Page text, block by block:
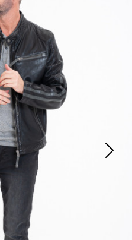
Aktovky, tašky a batohy
Peněženky
Pásky
Manikúry
Šály
Kara klub
Slevy